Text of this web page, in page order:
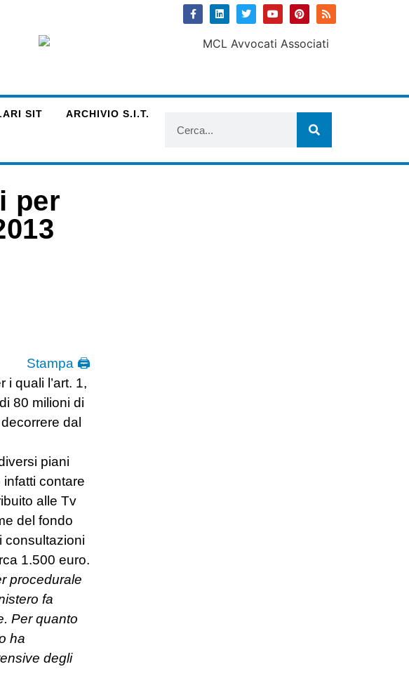
SIT ARCHIVIO S.I.T.
per
Stampa 🖨
quali l’art. 1,
80 milioni di
dal
piani
contare
alle Tv
del fondo
consultazioni
1.500 euro.
procedurale
fa
Per quanto
ha
degli